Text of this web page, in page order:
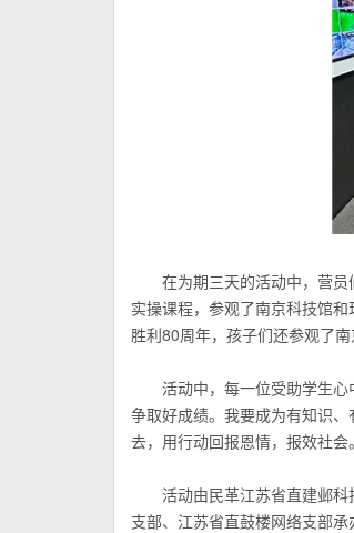
在为期三天的活动中，营
实操课程，参观了南京科技馆
胜利80周年，孩子们还参观了
活动中，每一位受助学生心
争取好成绩。我要成为有知识
去，用行动回报恩情，报效社会
活动由民革江苏省直建邺科
支部、 江苏省直鼓楼网络支部